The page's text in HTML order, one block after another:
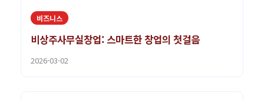
비즈니스
비상주사무실창업: 스마트한 창업의 첫걸음
2026-03-02